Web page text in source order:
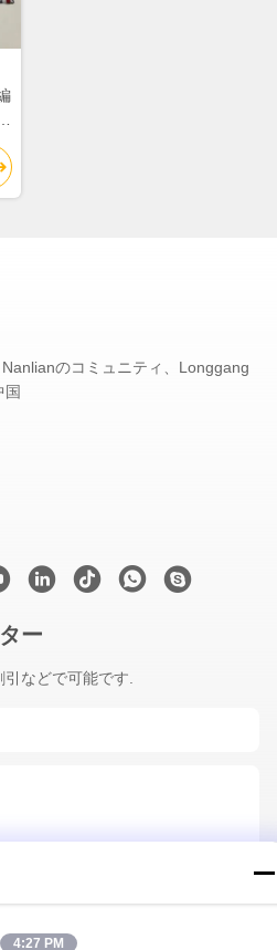
のコミュニティ、Longgang
国
ー
などで可能です.
4:27 PM